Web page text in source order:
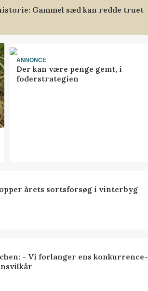
Gammel sæd kan redde truet
ANNONCE
Der kan være penge gemt, i
foderstrategien
årets sortsforsøg i vinterbyg
- Vi forlanger ens konkurrence-